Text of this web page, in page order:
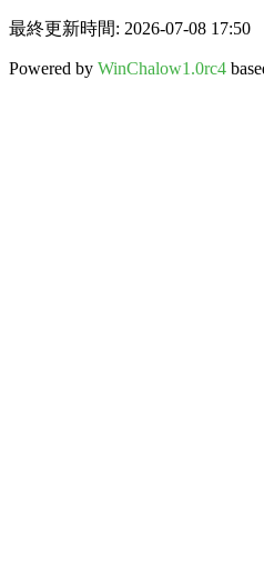
最終更新時間: 2026-07-08 17:50
Powered by WinChalow1.0rc4